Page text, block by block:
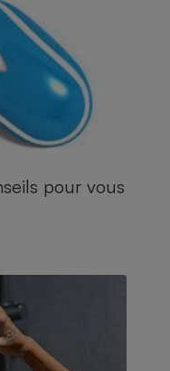
pour vous